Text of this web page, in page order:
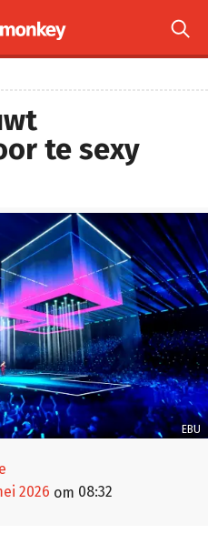

te sexy
EBU
2026 om 08:32